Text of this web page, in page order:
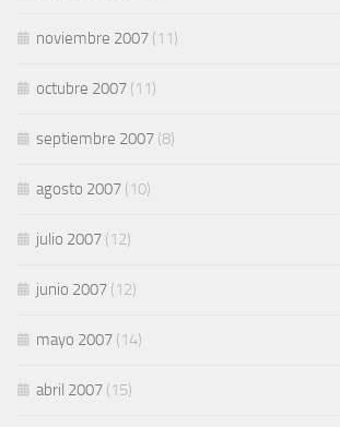
noviembre 2007 (11)
octubre 2007 (11)
septiembre 2007 (8)
agosto 2007 (10)
julio 2007 (12)
junio 2007 (12)
mayo 2007 (14)
abril 2007 (15)